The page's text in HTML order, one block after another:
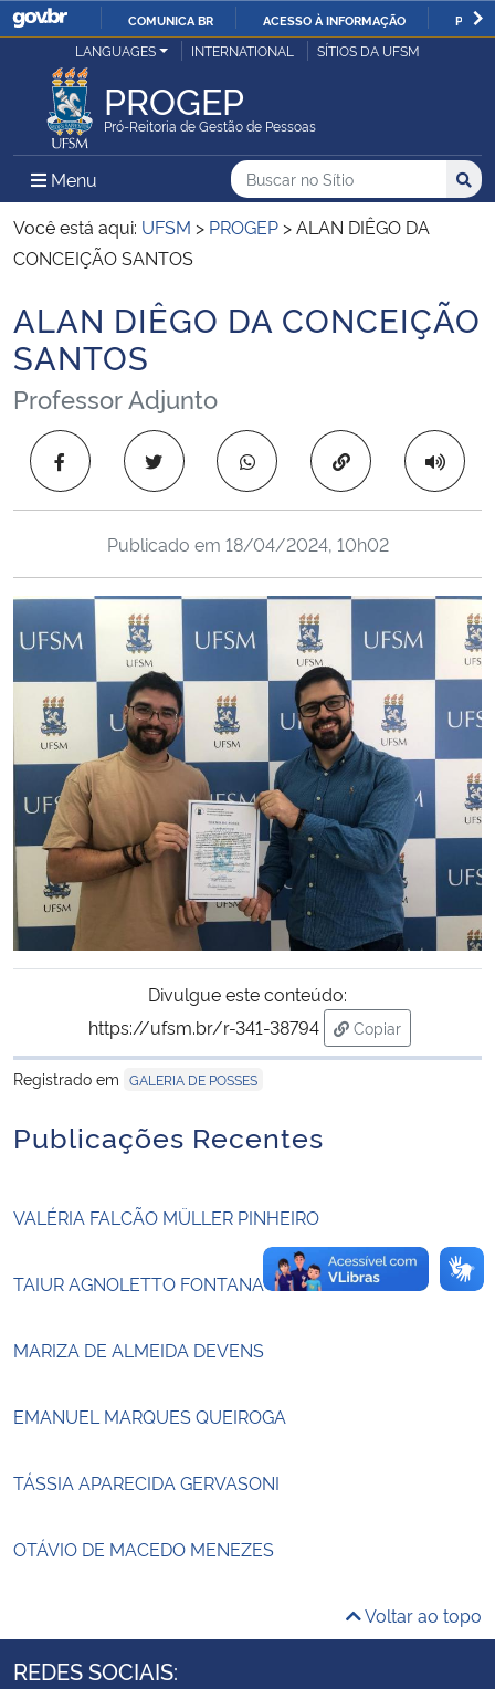
IR
COMUNICA BR ACESSO À INFORMAÇÃO
Ministério da Justiça e Segurança Pública
Ministério da Defesa
Ministério das Relações Exteriores
Ministério da Infraestrutura
Ministério da Agricultura, Pecuária e Abastecimento
Ministério da Educação
Ministério da Cidadania
Ministério de Minas e Energia
Ministério da Ciência, Tecnologia, Inovações e Comunicações
Ministério do Meio Ambiente
Ministério do Turismo
Ministério do Desenvolvimento Regional
Controladoria-Geral da União
Secretaria-Geral
Gabinete de Segurança Institucional
Advocacia-Geral da União
Banco Central do Brasil
LANGUAGES INTERNATIONAL SÍTIOS DA UFSM
PROGEP
Pró-Reitoria de Gestão de Pessoas
Menu Menu Principal do Sítio
Busca
Buscar no no Sítio
Busca:
Você está aqui: UFSM > PROGEP >ALAN DIÊGO DA
CONCEIÇÃO SANTOS
Início do conteúdo
ALAN DIÊGO DA CONCEIÇÃO
SANTOS
Professor Adjunto
Copiar para área
Publicado em 18/04/2024, 10h02
Divulgue este conteúdo:
https://ufsm.br/r-341-38794
Copiar
para área de
Registrado em GALERIA DE POSSES
Publicações Recentes
VALÉRIA FALCÃO MÜLLER PINHEIRO
TAIUR AGNOLETTO FONTANA
MARIZA DE ALMEIDA DEVENS
EMANUEL MARQUES QUEIROGA
TÁSSIA APARECIDA GERVASONI
OTÁVIO DE MACEDO MENEZES
Voltar ao topo
REDES SOCIAIS: